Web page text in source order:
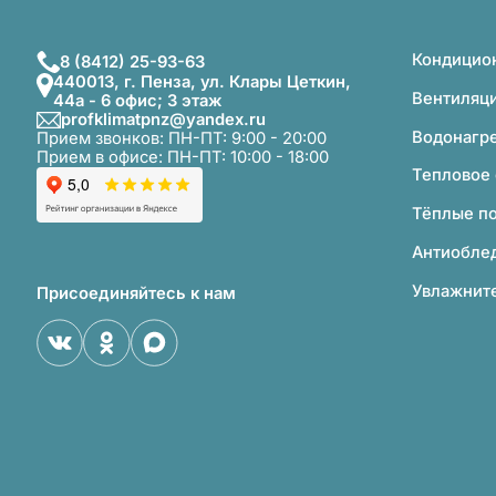
офисах и
Если вам
в корзину
телефонам
8 (8412) 25-93-63
440013, г. Пенза, ул. Клары Цеткин,
44а - 6 офис; 3 этаж
profklimatpnz@yandex.ru
Прием звонков: ПН-ПТ: 9:00 - 20:00
Прием в офисе: ПН-ПТ: 10:00 - 18:00
Присоединяйтесь к нам
Тепловое
Тёплые